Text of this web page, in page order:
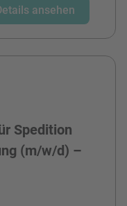
ansehen
Spedition
(m/w/d) –